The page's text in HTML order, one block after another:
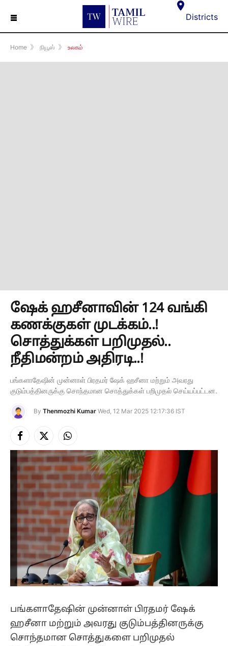
☰ Districts
Home 》 நியூஸ் 》 உலகம்
ஷேக் ஹசீனாவின் 124 வங்கி
கணக்குகள் முடக்கம்..!
சொத்துக்கள் பறிமுதல்..
நீதிமன்றம் அதிரடி..!
பங்களாதேஷின் முன்னாள் பிரதமர் ஷேக் ஹசீனா மற்றும் அவரது
குடும்பத்தினருக்கு சொந்தமான சொத்துக்கள் பறிமுதல் செய்யப்பட்டன.
By Thenmozhi Kumar Wed, 12 Mar 2025 12:17:36 IST
Facebook
X
(Twitter)
Instagram
பங்களாதேஷின் முன்னாள் பிரதமர் ஷேக்
ஹசீனா மற்றும் அவரது குடும்பத்தினருக்கு
சொந்தமான சொத்துகளை பறிமுதல்